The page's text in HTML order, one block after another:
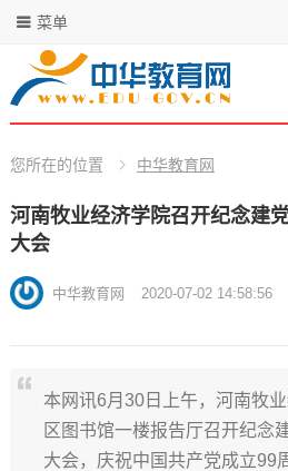
菜单
您所在的位置 中华教育网
河南牧业经济学院召开纪念建
大会
中华教育网 2020-07-02 14:58:56
本网讯6月30日上午，河南牧
区图书馆一楼报告厅召开纪念
大会，庆祝中国共产党成立99